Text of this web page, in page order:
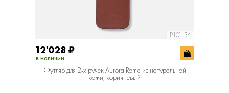
P101-34
12'028 ₽
в наличии
Футляр для 2-х ручек Aurora Roma из натуральной
кожи, коричневый